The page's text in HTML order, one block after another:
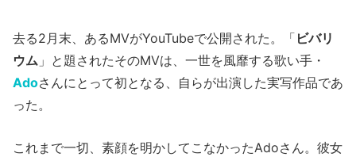
去る2月末、あるMVがYouTubeで公開された。「 ビバリ
ウム 」と題されたそのMVは、一世を風靡する歌い手・
Adoさんにとって初となる、自らが出演した実写作品であ
った。
これまで一切、素顔を明かしてこなかったAdoさん。彼女